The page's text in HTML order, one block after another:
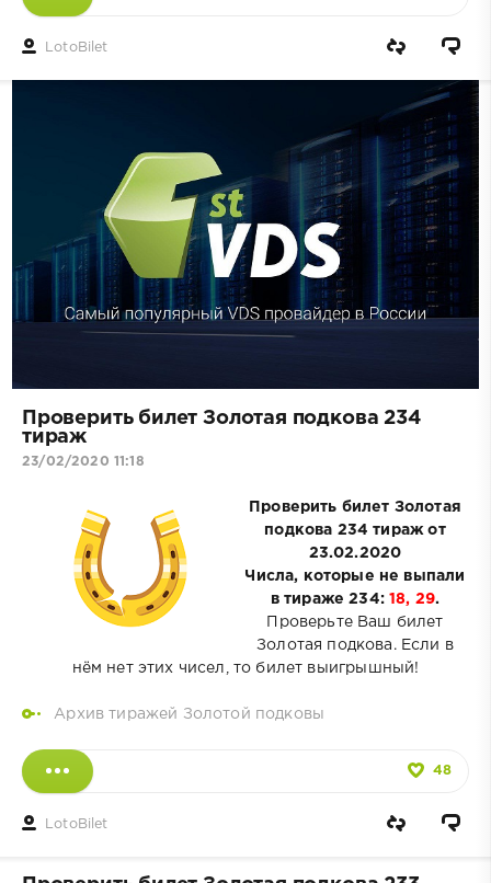
LotoBilet
Проверить билет Золотая подкова 234
тираж
23/02/2020 11:18
Проверить билет Золотая
подкова 234 тираж от
23.02.2020
Числа, которые не выпали
в тираже 234:18, 29.
Проверьте Ваш билет
Золотая подкова. Если в
нём нет этих чисел, то билет выигрышный!
Архив тиражей Золотой подковы
48
LotoBilet